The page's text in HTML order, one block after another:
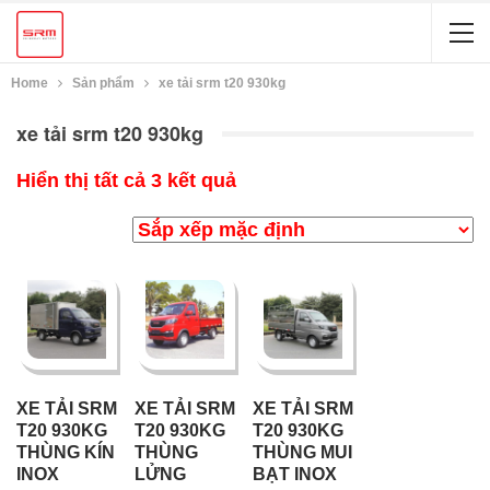
Home Sản phẩm xe tải srm t20 930kg
xe tải srm t20 930kg
Hiển thị tất cả 3 kết quả
XE TẢI SRM
T20 930KG
THÙNG KÍN
INOX
XE TẢI SRM
T20 930KG
THÙNG
LỬNG
XE TẢI SRM
T20 930KG
THÙNG MUI
BẠT INOX